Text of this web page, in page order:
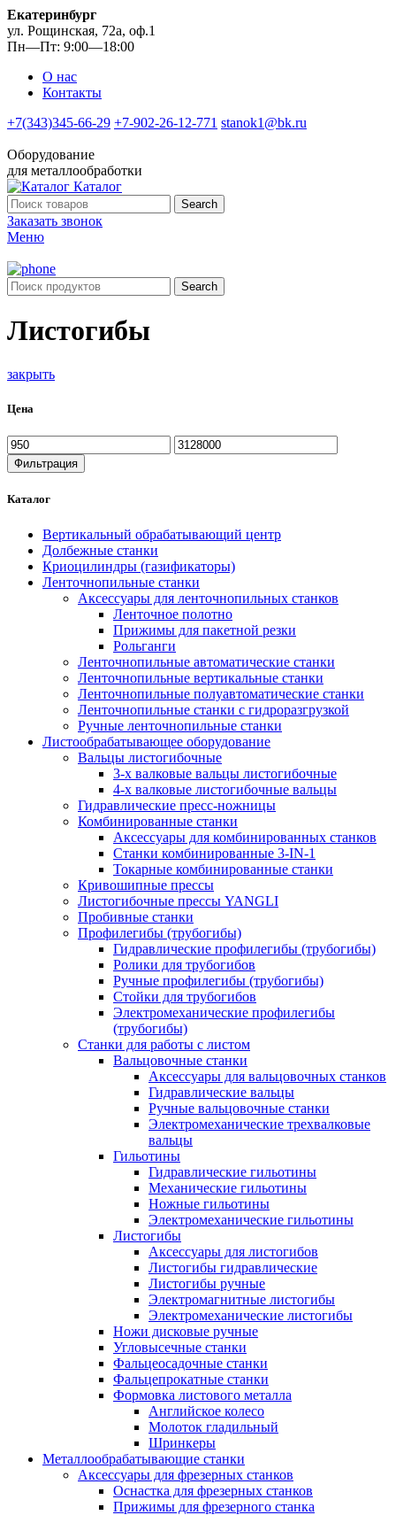
Екатеринбург
ул. Рощинская, 72а, оф.1
Пн—Пт: 9:00—18:00
О нас
Контакты
+7(343)345-66-29 +7-902-26-12-771 stanok1@bk.ru
Оборудование
для металлообработки
Каталог
Search
Заказать звонок
Меню
Search
Листогибы
закрыть
Цена
Минимальная
цена
Максимальная
цена
Фильтрация
Каталог
Вертикальный обрабатывающий центр
Долбежные станки
Криоцилиндры (газификаторы)
Ленточнопильные станки
Аксессуары для ленточнопильных станков
Ленточное полотно
Прижимы для пакетной резки
Рольганги
Ленточнопильные автоматические станки
Ленточнопильные вертикальные станки
Ленточнопильные полуавтоматические станки
Ленточнопильные станки с гидроразгрузкой
Ручные ленточнопильные станки
Листообрабатывающее оборудование
Вальцы листогибочные
3-х валковые вальцы листогибочные
4-х валковые листогибочные вальцы
Гидравлические пресс-ножницы
Комбинированные станки
Аксессуары для комбинированных станков
Станки комбинированные 3-IN-1
Токарные комбинированные станки
Кривошипные прессы
Листогибочные прессы YANGLI
Пробивные станки
Профилегибы (трубогибы)
Гидравлические профилегибы (трубогибы)
Ролики для трубогибов
Ручные профилегибы (трубогибы)
Стойки для трубогибов
Электромеханические профилегибы
(трубогибы)
Станки для работы с листом
Вальцовочные станки
Аксессуары для вальцовочных станков
Гидравлические вальцы
Ручные вальцовочные станки
Электромеханические трехвалковые
вальцы
Гильотины
Гидравлические гильотины
Механические гильотины
Ножные гильотины
Электромеханические гильотины
Листогибы
Аксессуары для листогибов
Листогибы гидравлические
Листогибы ручные
Электромагнитные листогибы
Электромеханические листогибы
Ножи дисковые ручные
Угловысечные станки
Фальцеосадочные станки
Фальцепрокатные станки
Формовка листового металла
Английское колесо
Молоток гладильный
Шринкеры
Металлообрабатывающие станки
Аксессуары для фрезерных станков
Оснастка для фрезерных станков
Прижимы для фрезерного станка